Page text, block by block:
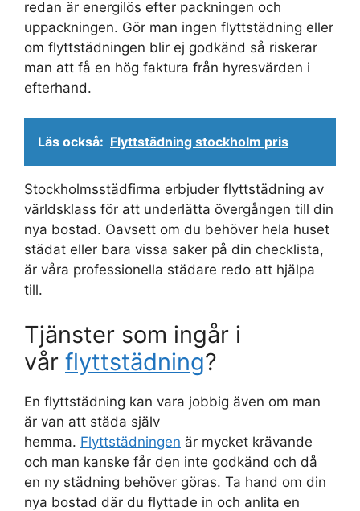
redan är energilös efter packningen och
uppackningen. Gör man ingen flyttstädning eller
om flyttstädningen blir ej godkänd så riskerar
man att få en hög faktura från hyresvärden i
efterhand.
Läs också: Flyttstädning stockholm pris
Stockholmsstädfirma erbjuder flyttstädning av
världsklass för att underlätta övergången till din
nya bostad. Oavsett om du behöver hela huset
städat eller bara vissa saker på din checklista,
är våra professionella städare redo att hjälpa
till.
Tjänster som ingår i
vår flyttstädning?
En flyttstädning kan vara jobbig även om man
är van att städa själv
hemma. Flyttstädningen är mycket krävande
och man kanske får den inte godkänd och då
en ny städning behöver göras. Ta hand om din
nya bostad där du flyttade in och anlita en